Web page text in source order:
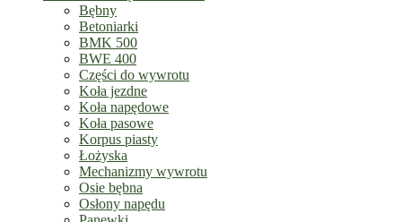
Bębny
Betoniarki
BMK 500
BWE 400
Części do wywrotu
Koła jezdne
Koła napędowe
Koła pasowe
Korpus piasty
Łożyska
Mechanizmy wywrotu
Osie bębna
Osłony napędu